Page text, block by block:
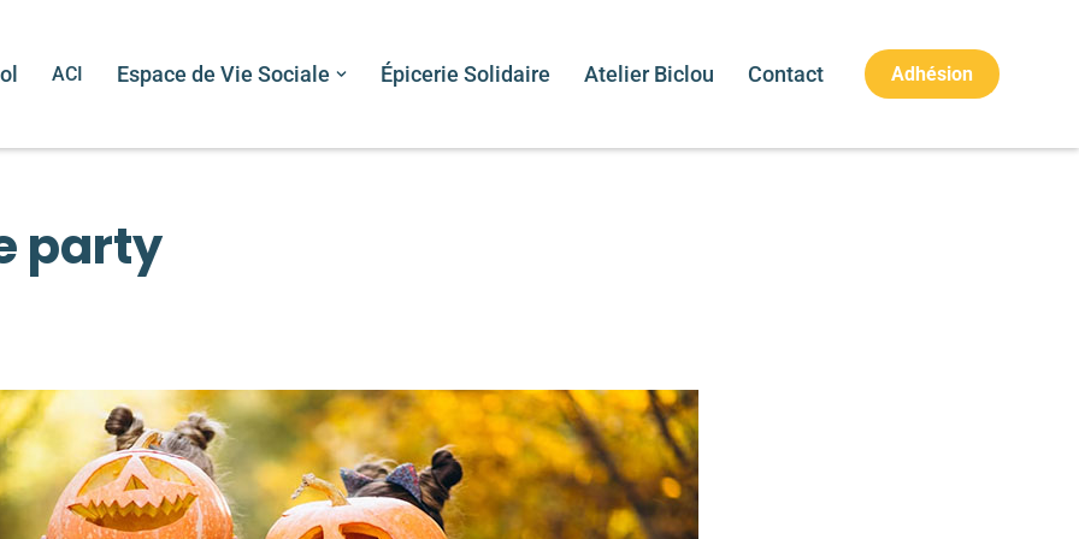
ACI Espace de Vie Sociale Épicerie Solidaire Atelier Biclou Contact Adhésion
party